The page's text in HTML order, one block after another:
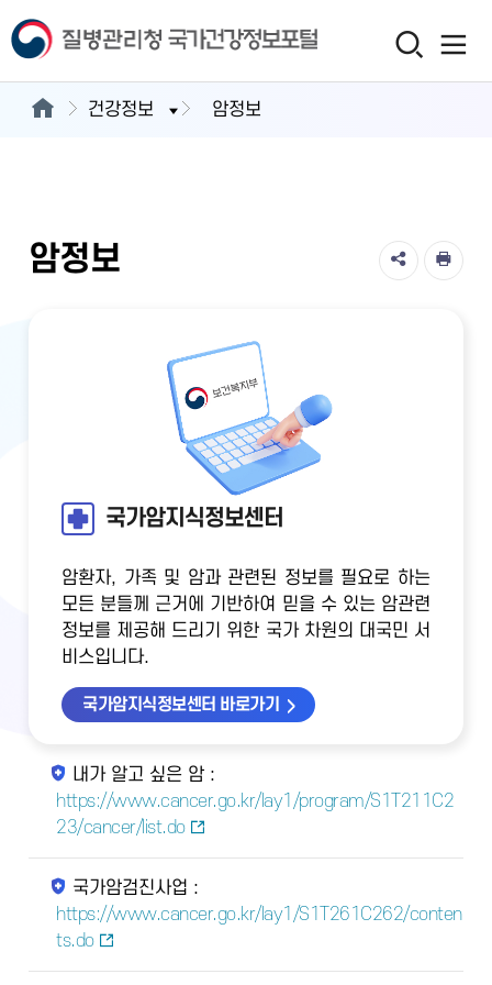
건강정보 암정보
암정보
국가암지식정보센터
암환자, 가족 및 암과 관련된 정보를 필요로 하는
모든 분들께 근거에 기반하여 믿을 수 있는 암관련
정보를 제공해 드리기 위한 국가 차원의 대국민 서
비스입니다.
국가암지식정보센터 바로가기
내가 알고 싶은 암 :
https://www.cancer.go.kr/lay1/program/S1T211C2
23/cancer/list.do
국가암검진사업 :
https://www.cancer.go.kr/lay1/S1T261C262/conten
ts.do